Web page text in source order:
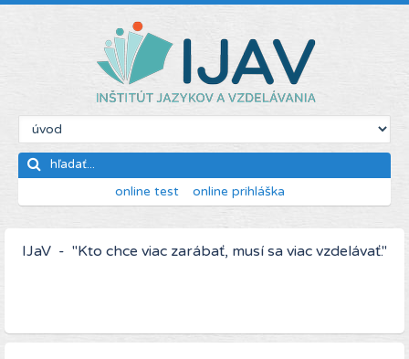
online test online prihláška
IJaV - "Kto chce viac zarábať, musí sa viac vzdelávať."